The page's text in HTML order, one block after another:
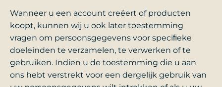
Wanneer u een account creëert of producten
koopt, kunnen wij u ook later toestemming
vragen om persoonsgegevens voor speciﬁeke
doeleinden te verzamelen, te verwerken of te
gebruiken. Indien u de toestemming die u aan
ons hebt verstrekt voor een dergelijk gebruik van